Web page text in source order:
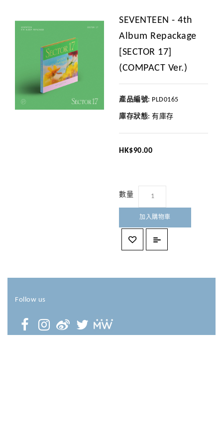
SEVENTEEN - 4th
Album Repackage
[SECTOR 17]
(COMPACT Ver.)
產品編號: PLD0165
庫存狀態: 有庫存
HK$90.00
數量
加入購物車
Follow us